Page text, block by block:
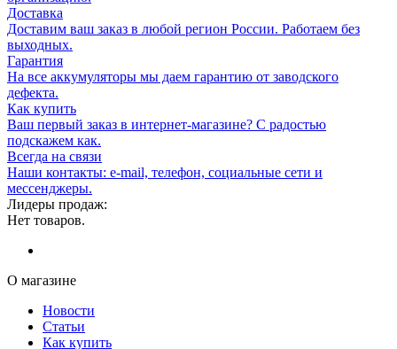
Доставка
Доставим ваш заказ в любой регион России. Работаем без
выходных.
Гарантия
На все аккумуляторы мы даем гарантию от заводского
дефекта.
Как купить
Ваш первый заказ в интернет-магазине? С радостью
подскажем как.
Всегда на связи
Наши контакты: e-mail, телефон, социальные сети и
мессенджеры.
Лидеры продаж:
Нет товаров.
О магазине
Новости
Статьи
Как купить